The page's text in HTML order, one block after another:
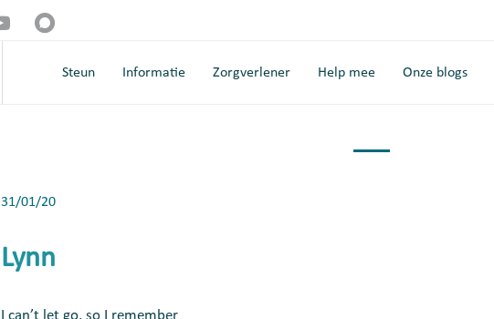
Steun Informatie Zorgverlener Help mee Onze blogs
31/01/20
Lynn
I can’t let go, so I remember